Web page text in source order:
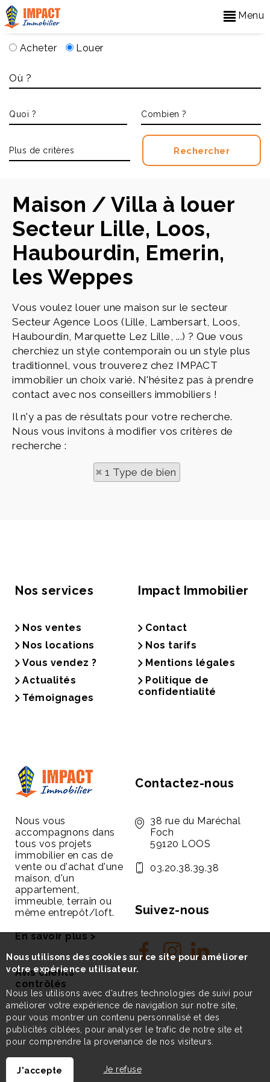
Menu
Acheter Louer
Maison / Villa à louer
Secteur Lille, Loos,
Haubourdin, Emerin,
les Weppes
Vous voulez louer une maison sur le secteur
Secteur Agence Loos (Lille, Lambersart, Loos,
Haubourdin, Marquette Lez Lille, ...) ? Que vous
cherchiez un style contemporain ou un style plus
traditionnel, vous trouverez chez IMPACT
immobilier un choix varié. N'hésitez pas à prendre
contact avec nos conseillers immobiliers !
Il n'y a pas de résultats pour votre recherche.
Nous vous invitons à modifier vos critères de
recherche :
1 Type de bien
Nos services
Nos ventes
Nos locations
Vous vendez ?
Actualités
Témoignages
Impact Immobilier
Contact
Nos tarifs
Mentions légales
Politique de
confidentialité
Nous vous
accompagnons dans
tous vos projets
immobilier en cas de
vente ou d'achat d'une
maison, d'un
appartement,
immeuble, terrain ou
même entrepôt/loft.
En savoir plus >
Avis clients
contrôlés
Contactez-nous
38 rue du Maréchal
Foch
59120 LOOS
03.20.38.39.38
Suivez-nous
Nous utilisons des cookies sur ce site pour améliorer
votre expérience utilisateur.
Nous les utilisons avec d'autres technologies de suivi pour
améliorer votre expérience de navigation sur notre site,
pour vous montrer un contenu personnalisé et des
publicités ciblées, pour analyser le trafic de notre site et
pour comprendre la provenance de nos visiteurs.
J'accepte Je refuse